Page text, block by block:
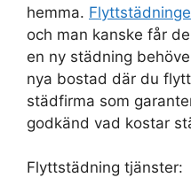
hemma.
och man kanske får
en ny städning
nya bostad där du
städfirma som
godkänd vad kostar
Flyttstädning tjänster: